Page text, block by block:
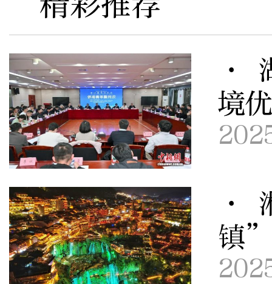
·
境
·
镇